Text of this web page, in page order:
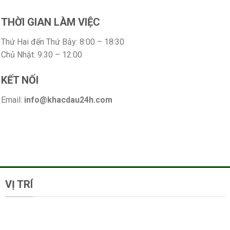
THỜI GIAN LÀM VIỆC
Thứ Hai đến Thứ Bảy: 8:00 – 18:30
Chủ Nhật: 9:30 – 12:00
KẾT NỐI
Email: info@khacdau24h.com
VỊ TRÍ